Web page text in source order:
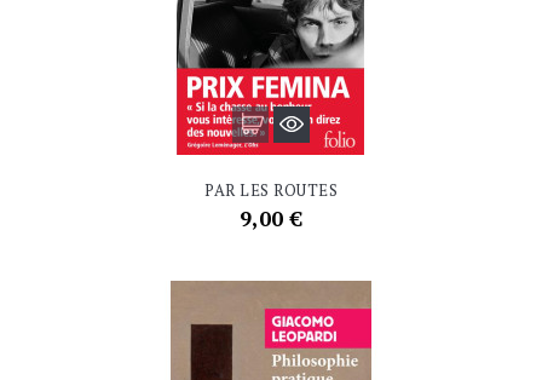
PAR LES ROUTES
Prix
9,00 €